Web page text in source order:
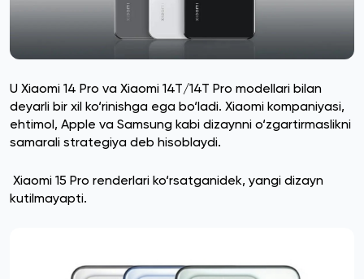
U Xiaomi 14 Pro va Xiaomi 14T/14T Pro modellari bilan
deyarli bir xil ko‘rinishga ega bo‘ladi. Xiaomi kompaniyasi,
ehtimol, Apple va Samsung kabi dizaynni o‘zgartirmaslikni
samarali strategiya deb hisoblaydi.
Xiaomi 15 Pro renderlari ko‘rsatganidek, yangi dizayn
kutilmayapti.